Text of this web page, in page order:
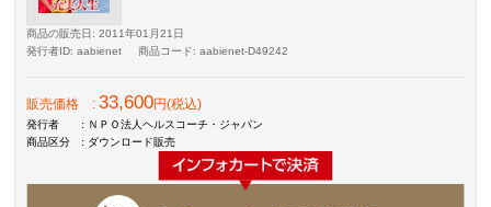
商品の販売日 : 2011年01月21日
発行者ID: aabienet 商品コード: aabienet-D49242
販売価格 :33,600円(税込)
発行者
: ＮＰＯ法人ヘルスコーチ・ジャパン
商品区分
: ダウンロード販売